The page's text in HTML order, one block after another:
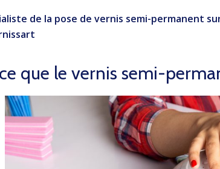
de la pose de vernis semi-permanent
ce que le vernis semi-